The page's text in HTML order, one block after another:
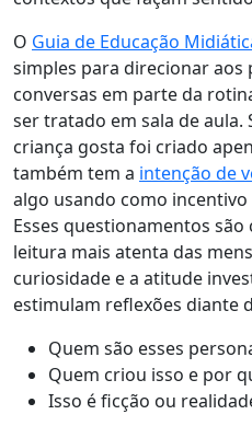
O Guia de Educação
simples para direcionar
conversas em parte da
ser tratado em sala de
criança gosta foi criado
também tem a intenção de
algo usando como
Esses questionamentos
leitura mais atenta das
curiosidade e a atitude
estimulam reflexões diante
Quem são esses
Quem criou isso e por
Isso é ficção ou